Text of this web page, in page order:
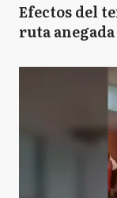
Efectos del
ruta